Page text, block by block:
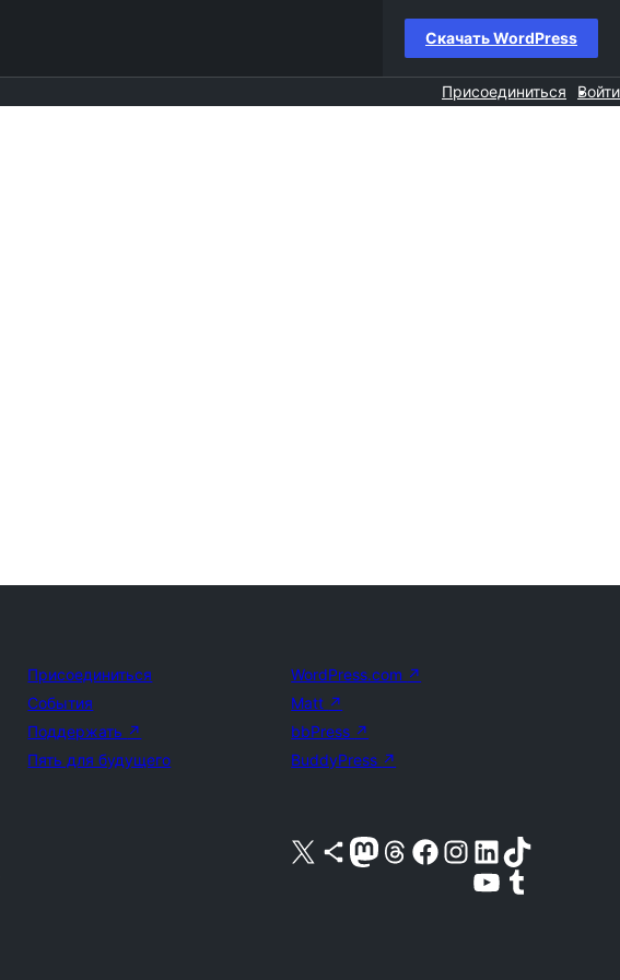
Скачать WordPress
Присоединиться Войти
Присоединиться
События
Поддержать ↗
Пять для будущего
WordPress.com ↗
Matt ↗
bbPress ↗
BuddyPress ↗
Посетите нас в X (ранее Twitter)
Посетите нашу учётную запись в Bluesky
Посетите нашу ленту в Mastodon
Посетите нашу учётную запись в Threads
Посетите нашу страницу на Facebook
Посетите наш Instagram
Посетите нашу страницу в LinkedIn
Посетите нашу учётную запись в TikTok
Посетите наш канал YouTube
Посетите нашу учётную запись в Tumblr